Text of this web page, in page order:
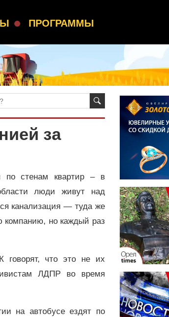
ПРОГРАММЫ
за
по стенам квартир – в
люди живут над
канализация — туда же
компанию, но каждый раз
говорят, что это не их
ЛДПР во время
на автобусе ездят по